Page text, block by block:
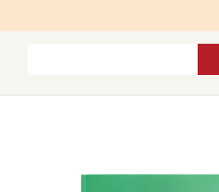
À PROPOS DE NOUS